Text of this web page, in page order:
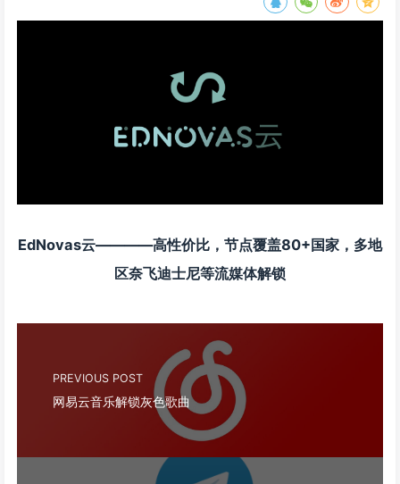
EdNovas云————高性价比，节点覆盖80+国家，多地
区奈飞迪士尼等流媒体解锁
PREVIOUS POST
网易云音乐解锁灰色歌曲